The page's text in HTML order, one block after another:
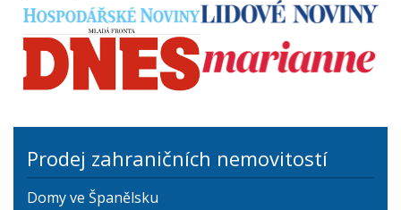
Prodej zahraničních nemovitostí
Domy ve Španělsku